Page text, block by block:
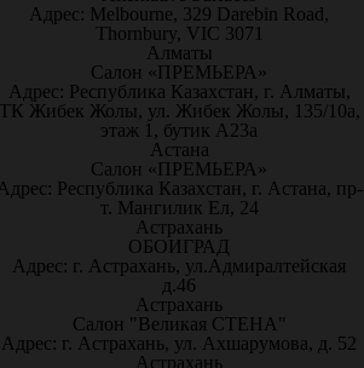
Адрес: Melbourne, 329 Darebin Road,
Thornbury, VIC 3071
Алматы
Салон «ПРЕМЬЕРА»
Адрес: Республика Казахстан, г. Алматы,
Жибек Жолы, ул. Жибек Жолы, 135/10а,
этаж 1, бутик А23а
Астана
Салон «ПРЕМЬЕРА»
Республика Казахстан, г. Астана, пр-
т. Мангилик Ел, 24
Астрахань
ОБОИГРАД
Адрес: г. Астрахань, ул.Адмиралтейская
д.46
Астрахань
Салон "Великая СТЕНА"
Адрес: г. Астрахань, ул. Ахшарумова, д. 52
Астрахань